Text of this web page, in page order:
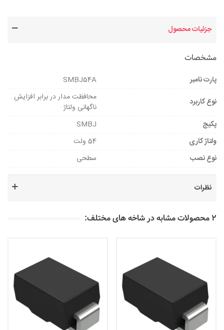
جزئیات محصول
مشخصات
پارت نامبر
SMBJ54A
نوع کاربرد
محافظت مدار در برابر افزایش
ناگهانی ولتاژ
پکیج
SMBJ
ولتاژ کاری
54 ولت
نوع نصب
سطحی
نظرات
2 محصولات مشابه در شاخه های مختلف: